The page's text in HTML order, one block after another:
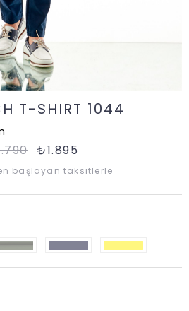
T-SHIRT 1044
₺1.895
başlayan taksitlerle